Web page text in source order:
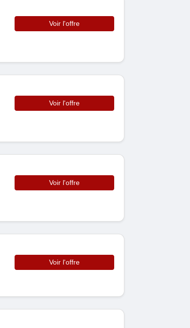
Voir l'offre
Voir l'offre
Voir l'offre
Voir l'offre